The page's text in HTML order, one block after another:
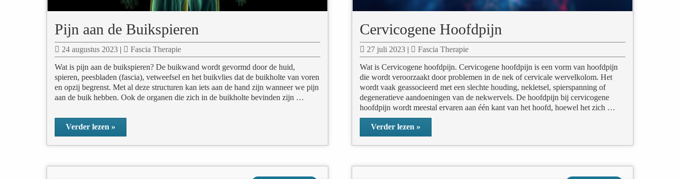
Pijn aan de Buikspieren
24 augustus 2023 | Fascia Therapie
Wat is pijn aan de buikspieren? De buikwand wordt gevormd door de huid,
spieren, peesbladen (fascia), vetweefsel en het buikvlies dat de buikholte van voren
en opzij begrenst. Met al deze structuren kan iets aan de hand zijn wanneer we pijn
aan de buik hebben. Ook de organen die zich in de buikholte bevinden zijn …
Verder lezen »
Cervicogene Hoofdpijn
27 juli 2023 | Fascia Therapie
Wat is Cervicogene hoofdpijn. Cervicogene hoofdpijn is een vorm van hoofdpijn
die wordt veroorzaakt door problemen in de nek of cervicale wervelkolom. Het
wordt vaak geassocieerd met een slechte houding, nekletsel, spierspanning of
degeneratieve aandoeningen van de nekwervels. De hoofdpijn bij cervicogene
hoofdpijn wordt meestal ervaren aan één kant van het hoofd, hoewel het zich …
Verder lezen »